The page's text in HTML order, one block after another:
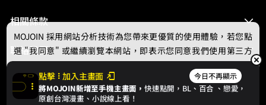
相關條款
聯絡我們
© 2024 gamania Digital Entertainment Co., Ltd.
點擊 加入主畫面 今日不再顯示
將MOJOIN新增至手機主畫面，快速點開，BL、 百合 、戀愛，
原創台灣漫畫、小說線上看！
MOJOIN 採用網站分析技術為您帶來更優質的使用體驗，若您點
選 "我同意" 或繼續瀏覽本網站，即表示您同意我們使用第三方
Cookie，欲瞭解更多資訊請見隱私權政策。
我同意